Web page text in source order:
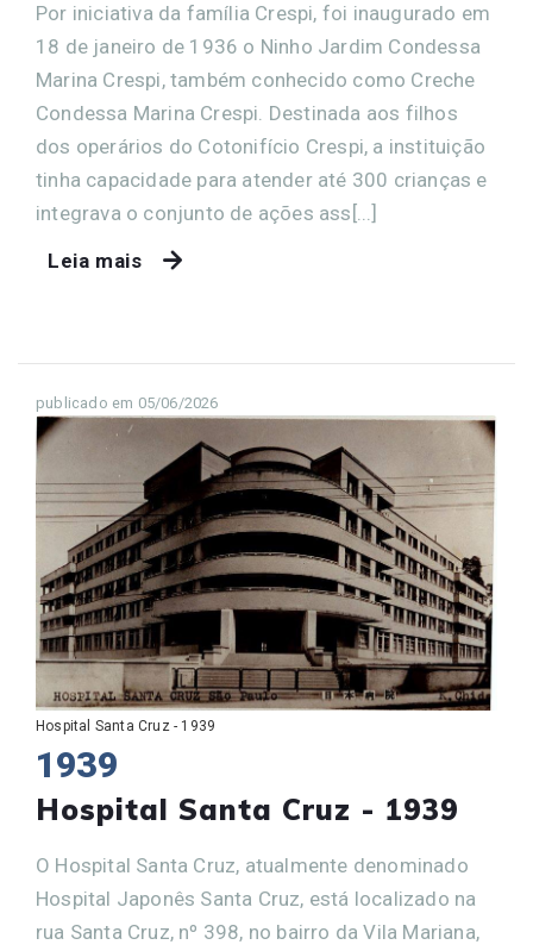
Por iniciativa da família Crespi, foi inaugurado em
18 de janeiro de 1936 o Ninho Jardim Condessa
Marina Crespi, também conhecido como Creche
Condessa Marina Crespi. Destinada aos filhos
dos operários do Cotonifício Crespi, a instituição
tinha capacidade para atender até 300 crianças e
integrava o conjunto de ações ass[...]
Leia mais
publicado em 05/06/2026
Hospital Santa Cruz - 1939
1939
Hospital Santa Cruz - 1939
O Hospital Santa Cruz, atualmente denominado
Hospital Japonês Santa Cruz, está localizado na
rua Santa Cruz, nº 398, no bairro da Vila Mariana,